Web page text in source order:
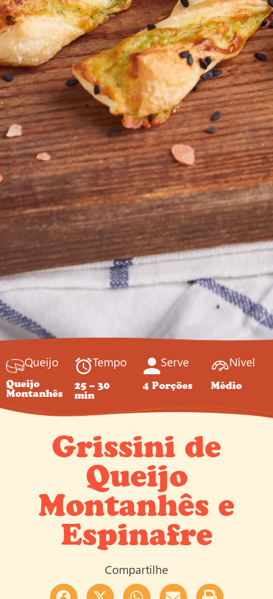
Queijo
Queijo
Montanhês
Tempo
25 – 30
min
Serve
4 Porções
Nível
Médio
Grissini de
Queijo
Montanhês e
Espinafre
Compartilhe